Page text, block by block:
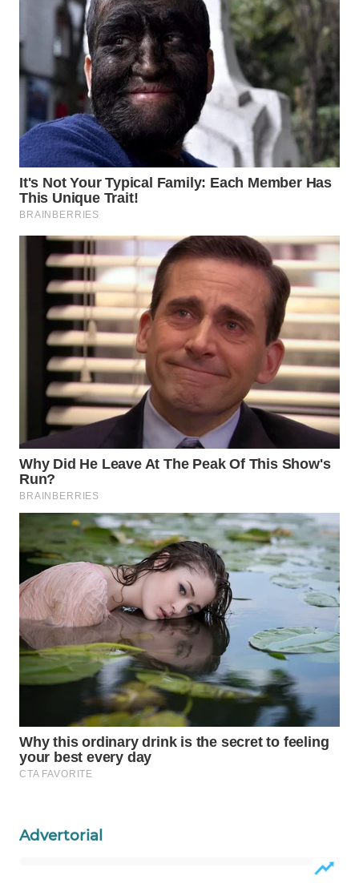
Advertorial
UMKM
WAHANA
WAHANA
PERSONA
WAHANA
OTOMOTIF
HEALTH
WAHANA
DESA
WISATA
LAPAK
WAHANA
Network
KONSUMEN
LISTRIK
MASYARAKAT
KELISTRIKAN
WALINKI
ID
MAWAKA
ID
MARTABAT
NET
PLN
MKLI